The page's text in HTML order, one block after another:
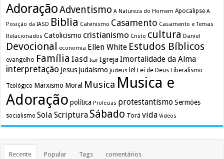
AdoraçãoAdventismo A Natureza do Homem Apocalipse A
Posição da IASD Biblia Calvinismo Casamento Casamento e Temas
Relacionados Catolicismo cristianismo Cristo cultura Daniel
Devocional economia Ellen White Estudos Bíblicos
evangelho Família Iasd Icar Igreja Imortalidade da Alma
interpretação Jesusjudaismo judeus lei Lei de Deus Liberalismo
Teológico Marxismo Moral Musica Musica e
Adoração política Profecias protestantismo Sermões
socialismo Sola Scriptura Sábado Torá vida Videos
Recente Popular Tags comentários